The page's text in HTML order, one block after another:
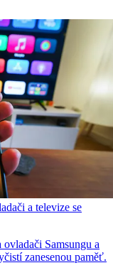
a televize se
Samsungu a
zanesenou paměť.